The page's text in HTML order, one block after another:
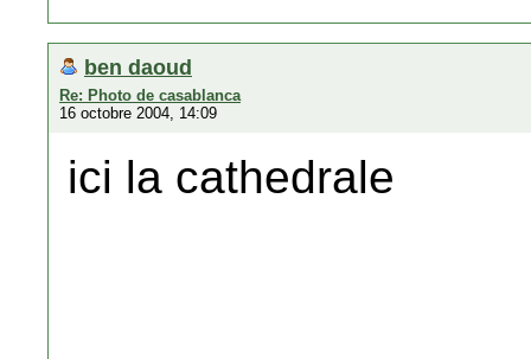
ben daoud
Re: Photo de casablanca
16 octobre 2004, 14:09
ici la cathedrale